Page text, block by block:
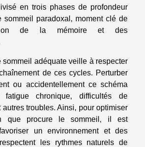
en trois phases de profondeur
sommeil paradoxal, moment clé de
de la mémoire et des
sommeil adéquate veille à respecter
de ces cycles. Perturber
ou accidentellement ce schéma
fatigue chronique, difficultés de
autres troubles. Ainsi, pour optimiser
que procure le sommeil, il est
un environnement et des
les rythmes naturels de